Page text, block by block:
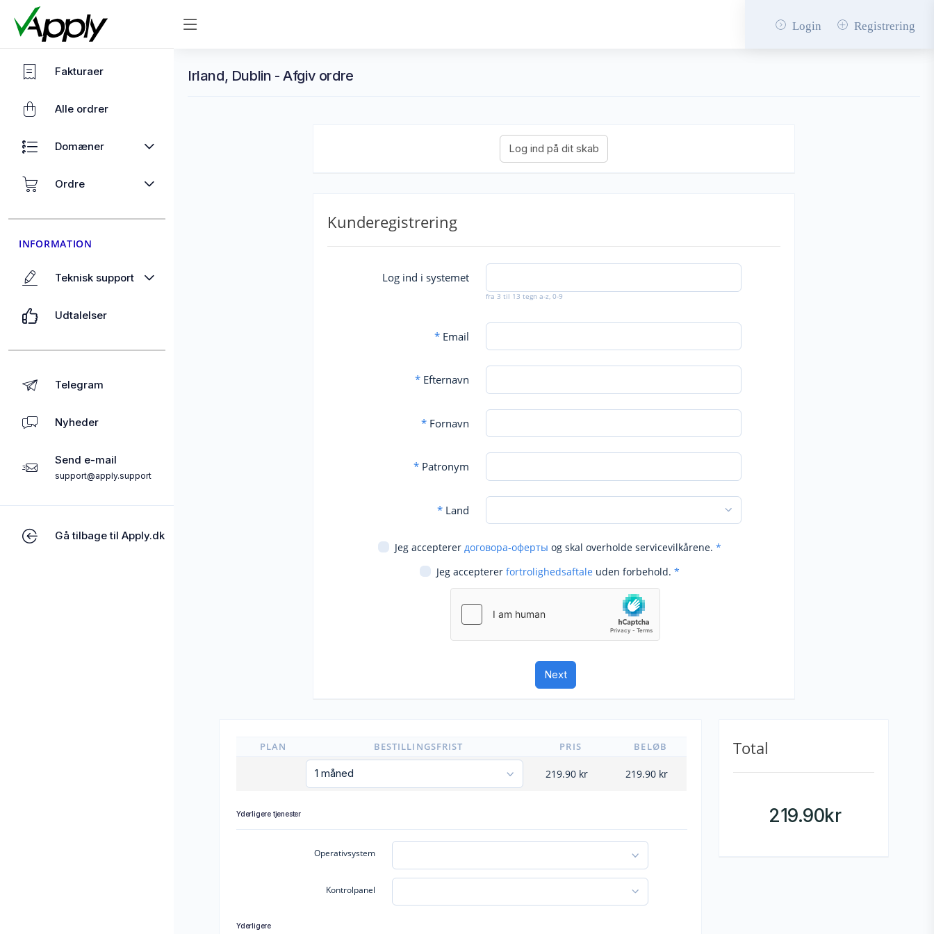
Login Registrering
Fakturaer
Alle ordrer
Domæner
Ordre
INFORMATION
Teknisk support
Udtalelser
Telegram
Nyheder
Send e-mail
support@apply.support
Gå tilbage til Apply.dk
Irland, Dublin - Afgiv ordre
Kunderegistrering
Log ind i systemet
fra 3 til 13 tegn a-z, 0-9
*Email
*Efternavn
*Fornavn
*Patronym
*Land
Jeg accepterer договора-оферты og skal overholde servicevilkårene. *
Jeg accepterer fortrolighedsaftale uden forbehold. *
PLAN BESTILLINGSFRIST PRIS BELØB
219.90kr 219.90kr
Yderligere tjenester
Operativsystem
Kontrolpanel
Yderligere
Total
219.90kr